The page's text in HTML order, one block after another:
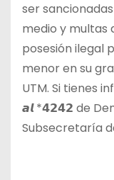
ser
medio y multas
posesión ilegal
menor en su
UTM. Si tienes
𝙖𝙡 *𝟰𝟮𝟰𝟮 de
Subsecretaría